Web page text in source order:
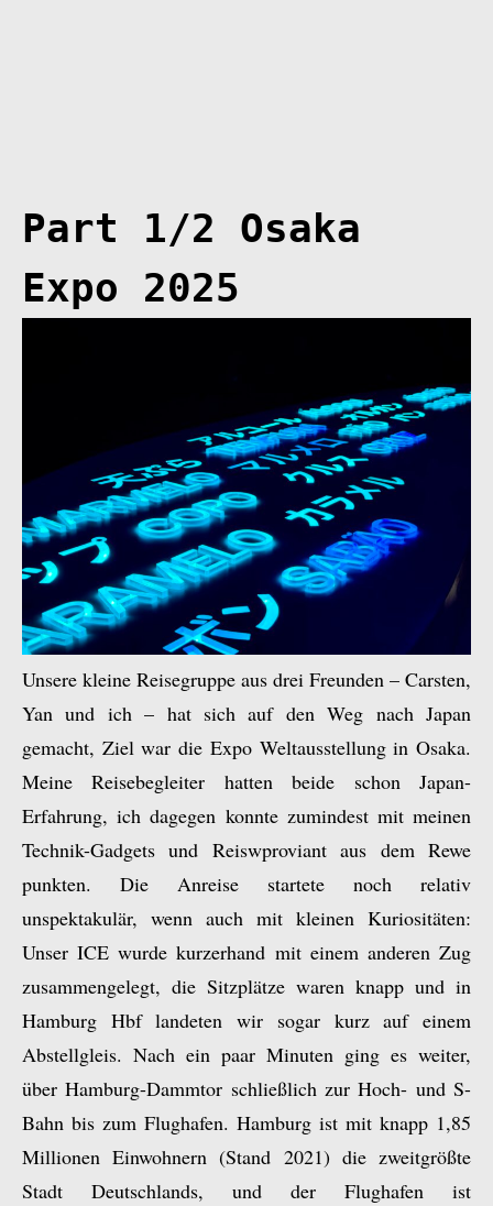
Part 1/2 Osaka
Expo 2025
Unsere kleine Reisegruppe aus drei Freunden – Carsten,
Yan und ich – hat sich auf den Weg nach Japan
gemacht, Ziel war die Expo Weltausstellung in Osaka.
Meine Reisebegleiter hatten beide schon Japan-
Erfahrung, ich dagegen konnte zumindest mit meinen
Technik-Gadgets und Reiswproviant aus dem Rewe
punkten. Die Anreise startete noch relativ
unspektakulär, wenn auch mit kleinen Kuriositäten:
Unser ICE wurde kurzerhand mit einem anderen Zug
zusammengelegt, die Sitzplätze waren knapp und in
Hamburg Hbf landeten wir sogar kurz auf einem
Abstellgleis. Nach ein paar Minuten ging es weiter,
über Hamburg-Dammtor schließlich zur Hoch- und S-
Bahn bis zum Flughafen. Hamburg ist mit knapp 1,85
Millionen Einwohnern (Stand 2021) die zweitgrößte
Stadt Deutschlands, und der Flughafen ist